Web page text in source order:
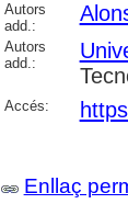
Autors
add.:
Autors
add.:
Accés:
Enllaç